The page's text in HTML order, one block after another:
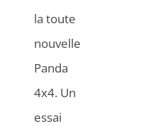
la toute
nouvelle
Panda
4x4. Un
essai